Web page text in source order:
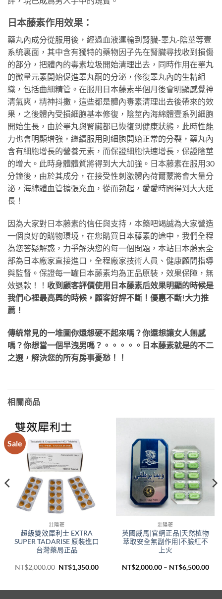
日本藤素作用效果：
藥丸內成分從服用後，經過血液運輸到腎臟-睪丸-陰莖等壹
系統裏面，其中含有獨特的藥物因子先在腎臟尋找收到損傷
的部分，把體內的毒素垃圾開始清理出去，同時作用在睪丸
的微量元素開始促進睪丸酮的分泌，修復睪丸內的生精組
織，包括曲細精管。在服用日本藤素半個月後會明顯感覺神
清氣爽，精神抖擻，這些都是體內毒素清理出去後帶來的效
果，之後體內受損細胞基本修復，陰莖內海綿體壹系列細胞
開始生長，由於睪丸與腎臟都已恢復到健康狀態，此時性能
力也會明顯增強，繼續服用則細胞開始正常的分裂，藥丸內
含有細胞增長的營養元素，而保證細胞快速增長，保證陰莖
的增大。此時身體體質將得到大大加強。日本藤素在服用30
分鐘後，由於其成分，在接受性刺激體內荷爾蒙將會大量分
泌，海綿體血管擴張充血，從而勃起，愛愛時間得到大大延
長！
因為大家對日本藤素的信任與支持，本藥吧竭誠為大家營造
一個良好的購物環境，在您購買日本藤素的途中，我們全程
為您答疑解惑，力爭解決您的每一個問題，本站日本藤素全
部為日本廠家直接進口，全程廠家技術人員、健康顧問指導
與監督。保證每一罐日本藤素均為正品原裝，效果保障，無
效退款！！ 收到顧客評價使用日本藤素后效果明顯的時候是
我們心裡最高興的時候，顧客好評不斷！優惠不斷!大力推
薦！
傳統常見的一堆圖你還想硬不起來嗎？你還想讓女人無感
嗎？你想當一個早洩男嗎？。。。。。日本藤素就是的不二
之選，解決您的所有房事憂愁！！
相關商品
Sale
壯陽藥
超級雙效犀利士 EXTRA
SUPER TADARISE 原裝進口
台灣藥局正品
NT$2,000.00 原
NT$2,000.00。
NT$1,350.00目
NT$1,350.00。
壯陽藥
英國威馬|官網正品|天然植物
萃取安全無副作用|不臉紅不
上火
NT$2,000.00 – NT$6,500.00價